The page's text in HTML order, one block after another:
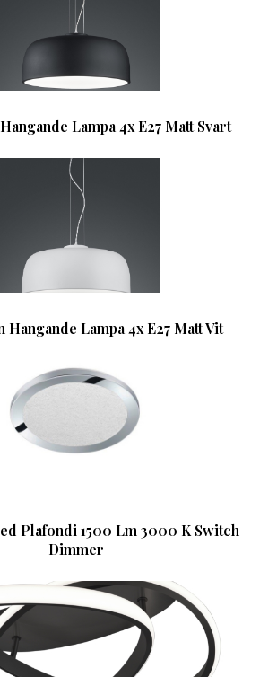
Lampa 4x E27 Matt Svart
Lampa 4x E27 Matt Vit
Plafondi 1500 Lm 3000 K Switch
Dimmer